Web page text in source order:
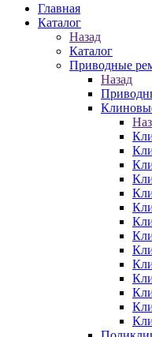
Главная
Каталог
Назад
Каталог
Приводные
Назад